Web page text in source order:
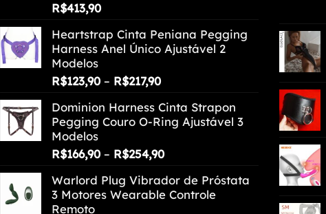
R$413,90
Heartstrap Cinta Peniana Pegging
Harness Anel Único Ajustável 2
Modelos
R$123,90 – R$217,90Faixa
preço:
R$123,90
R$217,90
Dominion Harness Cinta Strapon
Pegging Couro O-Ring Ajustável 3
Modelos
R$166,90 – R$254,90Faixa
preço:
R$166,90
Warlord Plug Vibrador de Próstata
3 Motores Wearable Controle
Remoto